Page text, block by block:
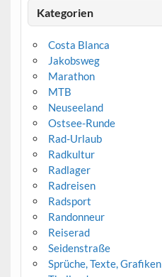
Kategorien
Costa Blanca
Jakobsweg
Marathon
MTB
Neuseeland
Ostsee-Runde
Rad-Urlaub
Radkultur
Radlager
Radreisen
Radsport
Randonneur
Reiserad
Seidenstraße
Sprüche, Texte, Grafiken